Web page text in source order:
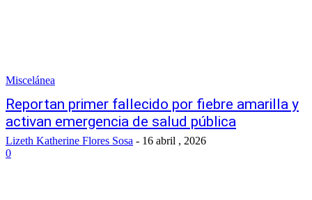
Miscelánea
Reportan primer fallecido por fiebre amarilla y
activan emergencia de salud pública
Lizeth Katherine Flores Sosa - 16 abril , 2026
0